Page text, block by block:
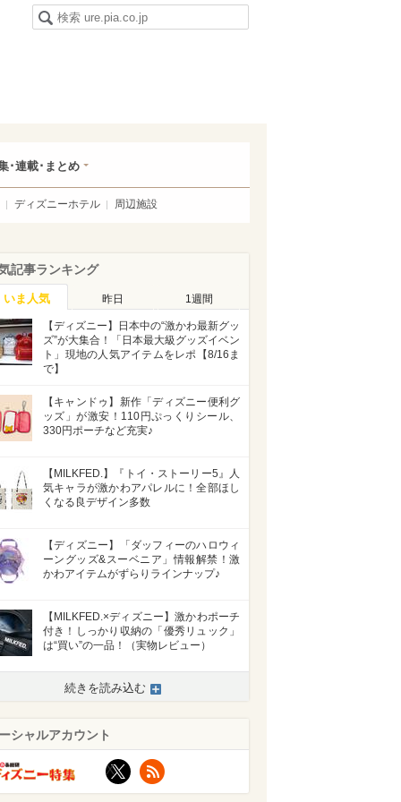
･連載･まとめ
ディズニーホテル 周辺施設
記事ランキング
いま人気 昨日 1週間
【ディズニー】日本中の“激かわ最新グッ
ズ”が大集合！「日本最大級グッズイベン
ト」現地の人気アイテムをレポ【8/16ま
で】
【キャンドゥ】新作「ディズニー便利グ
ッズ」が激安！110円ぷっくりシール、
330円ポーチなど充実♪
【MILKFED.】『トイ・ストーリー5』人
気キャラが激かわアパレルに！全部ほし
くなる良デザイン多数
【ディズニー】「ダッフィーのハロウィ
ーングッズ&スーベニア」情報解禁！激
かわアイテムがずらりラインナップ♪
【MILKFED.×ディズニー】激かわポーチ
付き！しっかり収納の「優秀リュック」
は“買い”の一品！（実物レビュー）
続きを読み込む
シャルアカウント
X